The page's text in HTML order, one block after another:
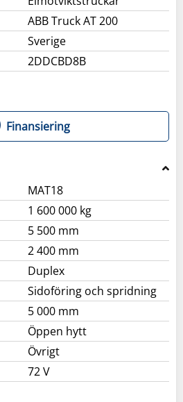
ABB Truck AT 200
Sverige
2DDCBD8B
Finansiering
MAT18
1 600 000 kg
5 500 mm
2 400 mm
Duplex
Sidoföring och spridning
5 000 mm
Öppen hytt
Övrigt
72 V